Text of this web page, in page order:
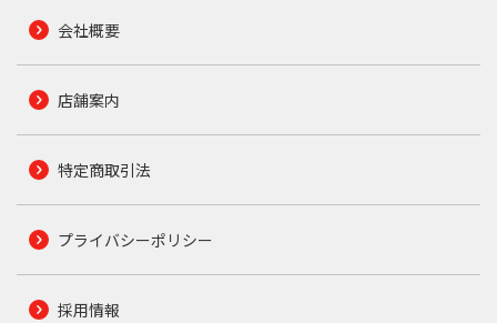
会社概要
店舗案内
特定商取引法
プライバシーポリシー
採用情報